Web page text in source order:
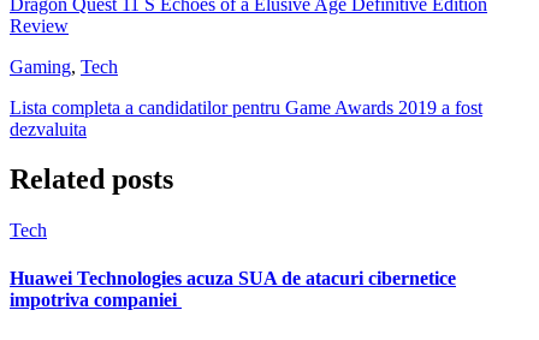
Review
Gaming, Tech
Lista completa a candidatilor pentru Game Awards 2019 a fost
dezvaluita
Related posts
Tech
Huawei Technologies acuza SUA de atacuri cibernetice
impotriva companiei